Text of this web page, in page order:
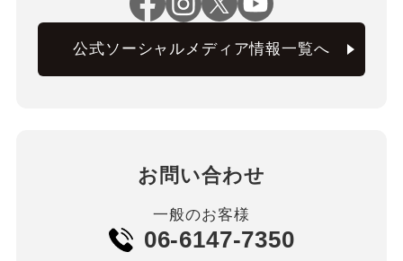
公式ソーシャルメディア情報一覧へ
お問い合わせ
一般のお客様
06-6147-7350